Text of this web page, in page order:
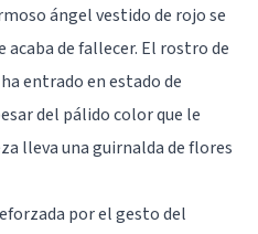
ángel vestido de rojo se
acaba de fallecer. El rostro de
entrado en estado de
del pálido color que le
lleva una guirnalda de flores
por el gesto del